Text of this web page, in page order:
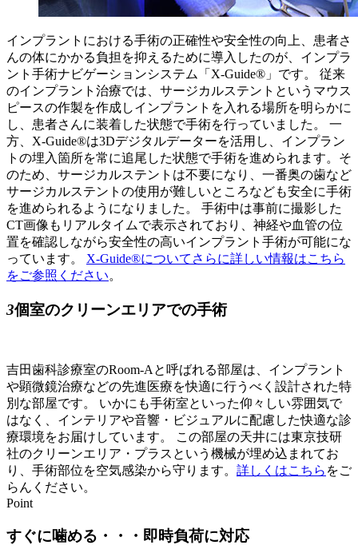
インプラントにおける手術の正確性や安全性の向上、患者さ
んの体にかかる負担を抑えるために導入したのが、インプラ
ント手術ナビゲーションシステム「X-Guide®」です。 従来
のインプラント治療では、サージカルステントというマウス
ピースの作製を作成しインプラントを入れる場所を明らかに
し、患者さんに装着した状態で手術を行っていました。 一
方、X-Guide®は3Dデジタルデーターを活用し、インプラン
トの埋入箇所を常に追尾した状態で手術を進められます。そ
のため、サージカルステントは不要になり、一番奥の歯など
サージカルステントの使用が難しいところなども安全に手術
を進められるようになりました。 手術中は事前に撮影した
CT画像もリアルタイムで表示されており、神経や血管の位
置を確認しながら安全性の高いインプラント手術が可能にな
っています。 X-Guide®についてさらに詳しい情報はこちら
をご参照ください。
3個室のクリーンエリアでの手術
吉田歯科診療室のRoom-Aと呼ばれる部屋は、インプラント
や顕微鏡治療などの先進医療を快適に行うべく設計された特
別な部屋です。 いかにも手術室といった仰々しい雰囲気で
はなく、インテリアや音響・ビジュアルに配慮した快適な診
療環境をお届けしています。 この部屋の天井には東京技研
社のクリーンエリア・プラスという機械が埋め込まれてお
り、手術部位を空気感染から守ります。 詳しくはこちら をご
らんください。
Point
すぐに噛める・・・即時負荷に対応